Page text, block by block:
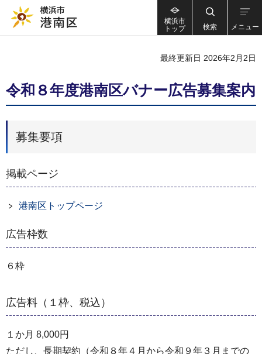
横浜市
トップ
検索 メニュー
最終更新日 2026年2月2日
令和８年度港南区バナー広告募集案内
募集要項
掲載ページ
港南区トップページ
広告枠数
６枠
広告料（１枠、税込）
１か月 8,000円
ただし、長期契約（令和８年４月から令和９年３月までの